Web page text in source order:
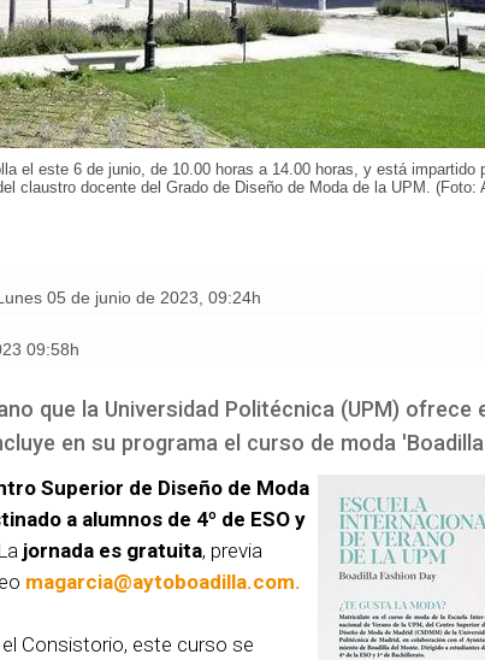
el este 6 de junio, de 10.00 horas a 14.00 horas, y está impartido
claustro docente del Grado de Diseño de Moda de la UPM. (Foto:
lunes 05 de junio de 2023, 09:24h
09:58h
que la Universidad Politécnica (UPM) ofrece
en su programa el curso de moda
Superior de Diseño de Moda
a alumnos de 4º de ESO y
jornada es gratuita, previa
magarcia@aytoboadilla.com.
Consistorio, este curso se